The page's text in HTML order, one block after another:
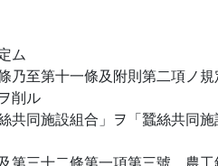
ム
乃至第十一條及附則第二項ノ
削ル
共同施設組合」ヲ「蠶絲共同